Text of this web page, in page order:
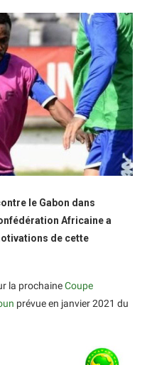
le Gabon dans
Africaine a
de cette
la prochaineCoupe
prévue en janvier 2021 du